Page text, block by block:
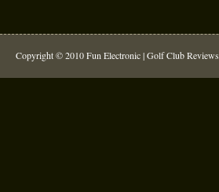
Copyright © 2010 Fun Electronic |Golf Club Reviews